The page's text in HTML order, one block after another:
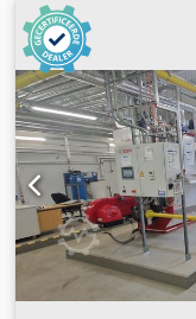
Endress+Hauser
roestvaststalen
Warmtewisselaars
stroomdiagrammen
documentatie
aangeboden
zonder besturing
systeem flexibel
koper en naar
PLC-,
biedt maximale
integratie in